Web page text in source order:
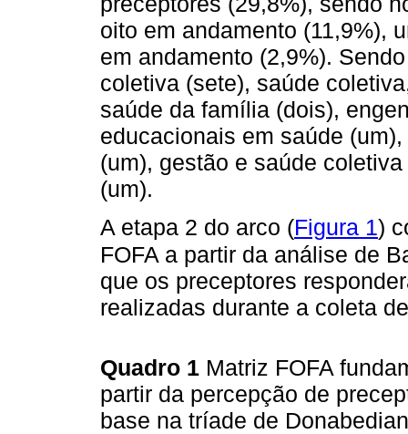
oito em andamento (11,9%),
em andamento (2,9%).
coletiva (sete), saúde
saúde da família (dois),
educacionais em saúde
(um), gestão e saúde
(um).
A etapa 2 do arco (Figura 1)
FOFA a partir da análise de
que os preceptores
realizadas durante a coleta
Quadro 1 Matriz FOFA
partir da percepção de
base na tríade de